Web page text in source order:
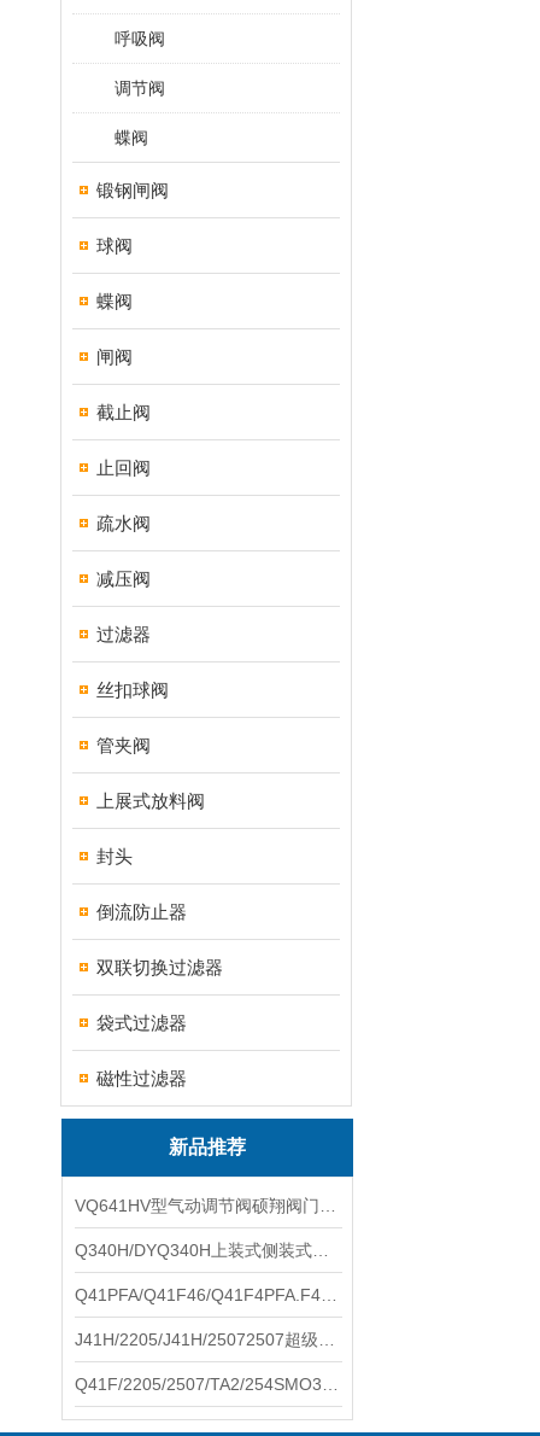
呼吸阀
调节阀
蝶阀
锻钢闸阀
球阀
蝶阀
闸阀
截止阀
止回阀
疏水阀
减压阀
过滤器
丝扣球阀
管夹阀
上展式放料阀
封头
倒流防止器
双联切换过滤器
袋式过滤器
磁性过滤器
新品推荐